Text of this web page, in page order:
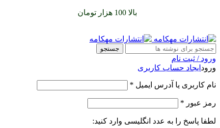
بالا 100 هزار تومان
جستجو
ورود / ثبت نام
ورود ایجاد حساب کاربری
نام کاربری یا آدرس ایمیل *
رمز عبور *
لطفا پاسخ را به عدد انگلیسی وارد کنید: